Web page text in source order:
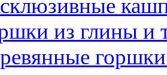
из глины и